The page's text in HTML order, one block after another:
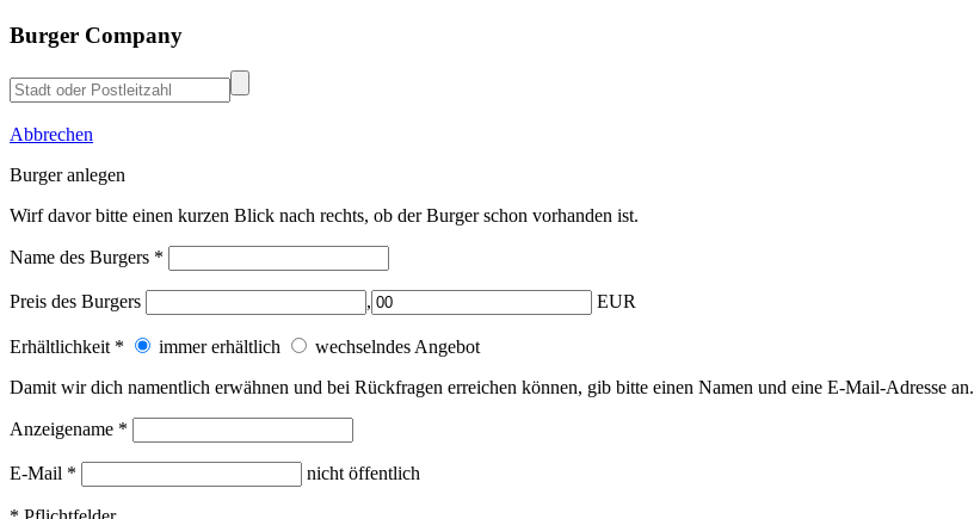
Burger Company
Abbrechen
Burger anlegen
Wirf davor bitte einen kurzen Blick nach rechts, ob der Burger schon vorhanden ist.
Name des Burgers *
Preis des Burgers , EUR
Erhältlichkeit * immer erhältlich
wechselndes Angebot
Damit wir dich namentlich erwähnen und bei Rückfragen erreichen können, gib bitte einen Namen und eine E-Mail-Adresse an.
Anzeigename *
E-Mail * nicht öffentlich